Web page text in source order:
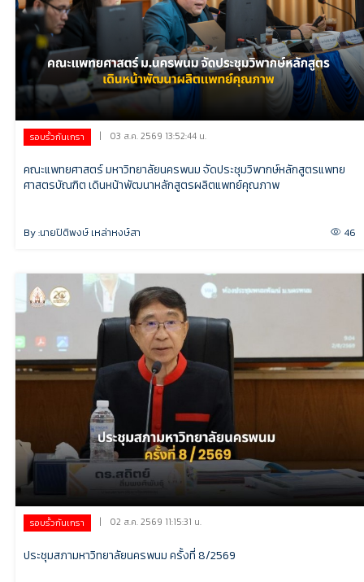
รอบรั้วกันเกรา | 03 ส.ค. 2569 13:52:44 น.
คณะแพทยศาสตร์ มหาวิทยาลัยนครพนม จัดประชุมวิพากษ์หลักสูตรแพทย
ศาสตรบัณฑิต เดินหน้าพัฒนาหลักสูตรผลิตแพทย์คุณภาพ
By :นายปิติพงษ์ เหล่าหงษ์สา 46
รอบรั้วกันเกรา | 02 ส.ค. 2569 11:15:31 น.
ประชุมสภามหาวิทยาลัยนครพนม ครั้งที่ 8/2569